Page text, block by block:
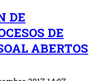
DE
DE
ABERTOS